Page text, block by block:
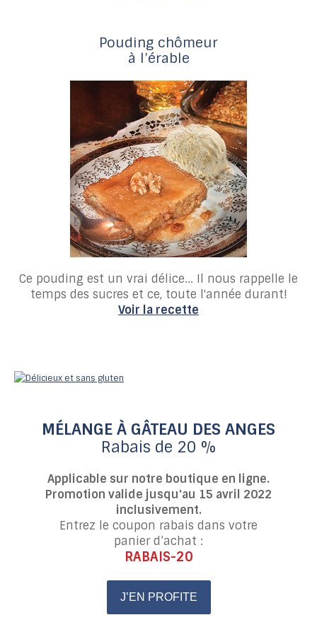
Pouding chômeur
à l’érable
Ce pouding est un vrai délice... Il nous rappelle le
temps des sucres et ce, toute l'année durant!
Voir la recette
MÉLANGE À GÂTEAU DES ANGES
Rabais de 20 %
Applicable sur notre boutique en ligne.
Promotion valide jusqu'au 15 avril 2022
inclusivement.
Entrez le coupon rabais dans votre
panier d’achat :
RABAIS-20
J’EN PROFITE